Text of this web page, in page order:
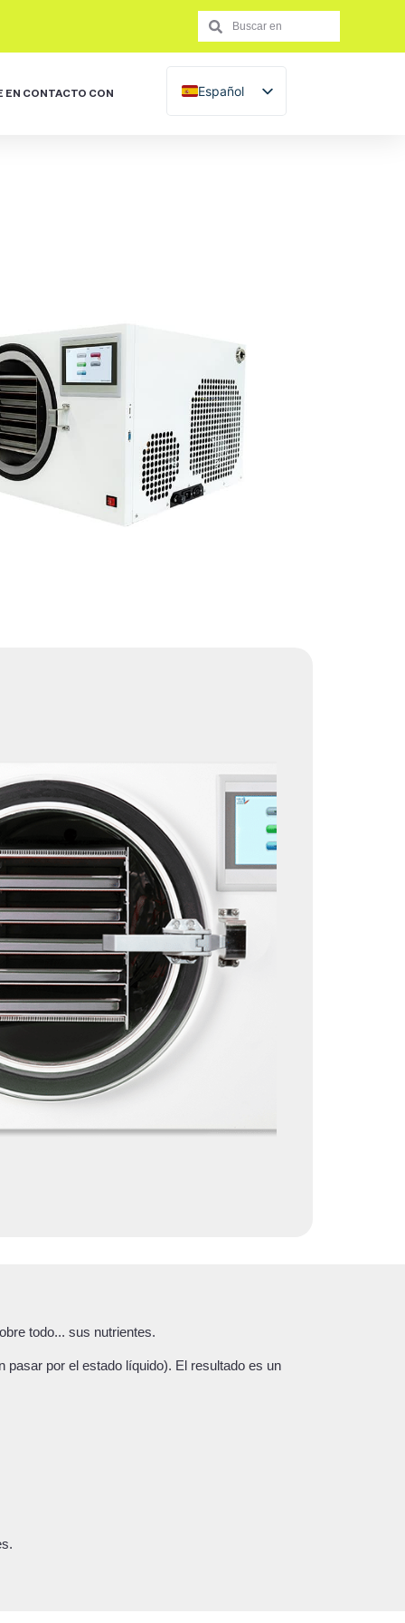
EN CONTACTO CON
Español
Français
todo... sus nutrientes.
por el estado líquido). El resultado es un